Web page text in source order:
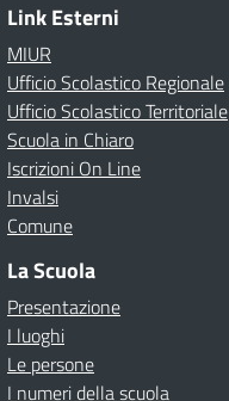
Link Esterni
MIUR
Ufficio Scolastico Regionale
Ufficio Scolastico Territoriale
Scuola in Chiaro
Iscrizioni On Line
Invalsi
Comune
La Scuola
Presentazione
I luoghi
Le persone
I numeri della scuola